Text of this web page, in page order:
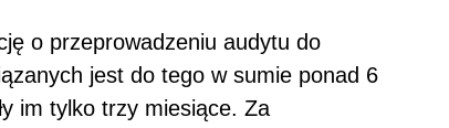
o przeprowadzeniu audytu do
jest do tego w sumie ponad 6
im tylko trzy miesiące. Za